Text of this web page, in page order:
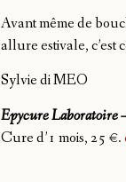
Avant même de
allure estivale, c’est
Sylvie di MEO
Epycure Laboratoire
Cure d’1 mois, 25 €.